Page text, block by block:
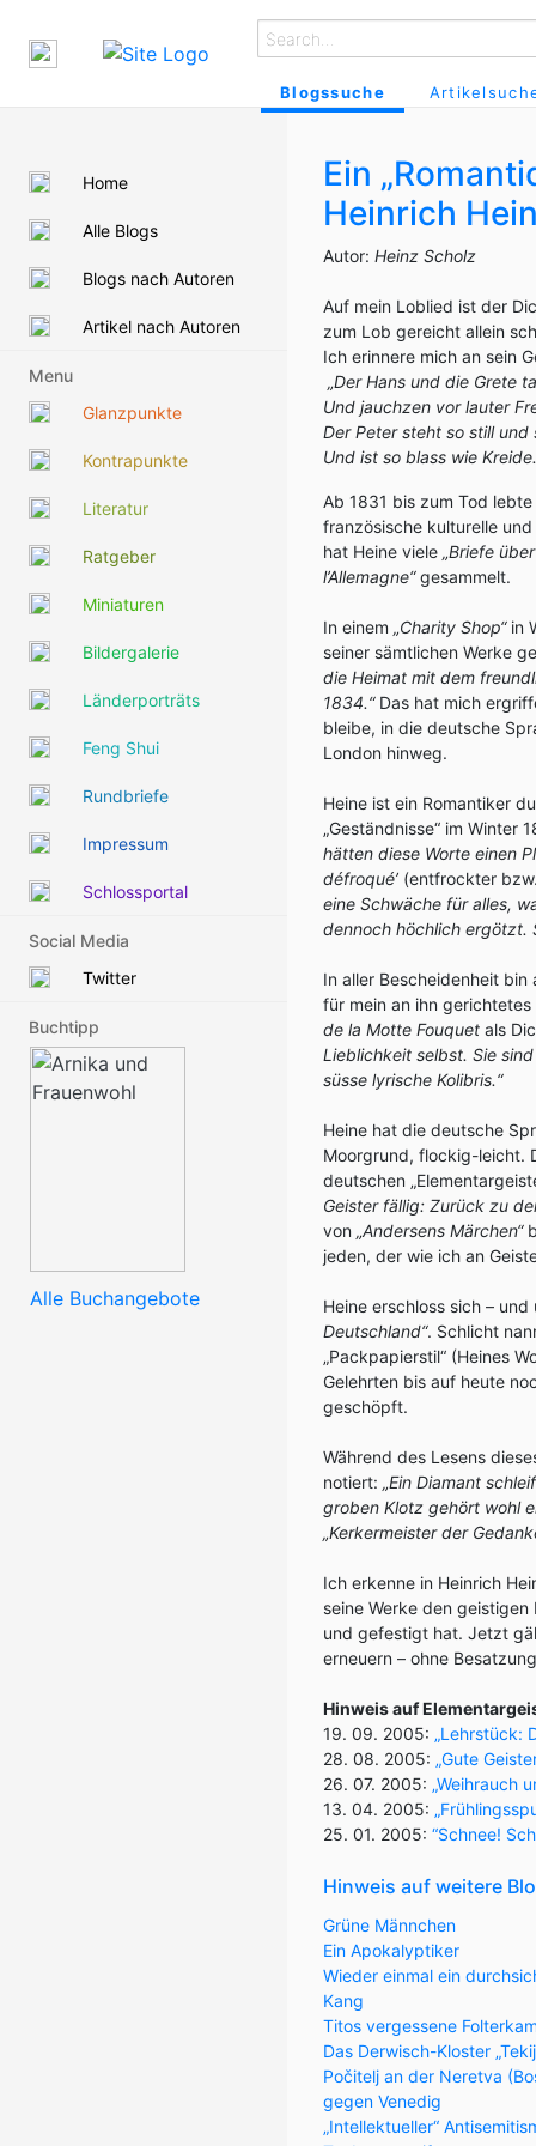
Blogssuche
Home
Alle Blogs
Blogs nach Autoren
Artikel nach Autoren
Menu
Glanzpunkte
Kontrapunkte
Literatur
Ratgeber
Miniaturen
Bildergalerie
Länderporträts
Feng Shui
Rundbriefe
Impressum
Schlossportal
Social Media
Twitter
Buchtipp
Alle Buchangebote
Ein
Heinrich
Autor: Heinz Scholz
Auf mein Loblied ist der
zum Lob gereicht allein
Ich erinnere mich an sein
„Der Hans und die Grete
Und jauchzen vor lauter
Der Peter steht so still und
Und ist so blass wie
Ab 1831 bis zum Tod lebte
französische kulturelle
hat Heine viele „Briefe
l’Allemagne“gesammelt.
In einem „Charity Shop“in
seiner sämtlichen Werke
die Heimat mit dem
1834.“Das hat mich
bleibe, in die deutsche
London hinweg.
Heine ist ein Romantiker
„Geständnisse“ im Winter
hätten diese Worte einen
défroqué’ (entfrockter
eine Schwäche für alles,
dennoch höchlich ergötzt.
In aller Bescheidenheit bin
für mein an ihn
de la Motte Fouquet als
Lieblichkeit selbst. Sie
süsse lyrische Kolibris.“
Heine hat die deutsche
Moorgrund, flockig-leicht.
deutschen
Geister fällig: Zurück zu
von „Andersens Märchen“
jeden, der wie ich an
Heine erschloss sich –
Deutschland“. Schlicht
„Packpapierstil“ (Heines
Gelehrten bis auf heute
geschöpft.
Während des Lesens
notiert: „Ein Diamant
groben Klotz gehört wohl
„Kerkermeister der
Ich erkenne in Heinrich
seine Werke den
und gefestigt hat. Jetzt
erneuern – ohne
Hinweis auf
19. 09. 2005: „Lehrstück:
28. 08. 2005: „Gute
26. 07. 2005: „Weihrauch
13. 04. 2005:
25. 01. 2005: “Schnee!
Hinweis auf weitere
Grüne Männchen
Ein Apokalyptiker
Wieder einmal ein
Kang
Titos vergessene
Das Derwisch-Kloster
Počitelj an der Neretva
gegen Venedig
„Intellektueller“